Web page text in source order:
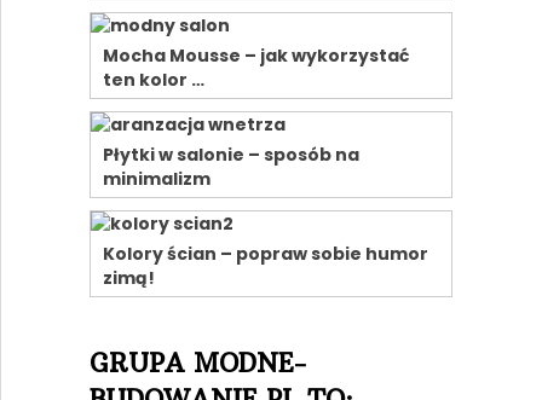
Mocha Mousse – jak wykorzystać
ten kolor …
Płytki w salonie – sposób na
minimalizm
Kolory ścian – popraw sobie humor
zimą!
GRUPA MODNE-